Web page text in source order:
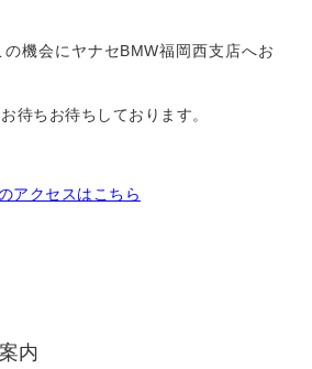
機会にヤナセBMW福岡西支店へお
待ちお待ちしております。
アクセスはこちら
内